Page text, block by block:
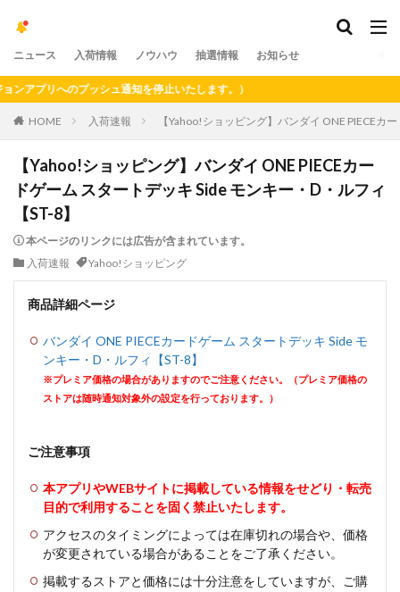
ニュース 入荷情報 ノウハウ 抽選情報 お知らせ
リへのプッシュ通知を停止いたします。）
HOME 入荷速報 【Yahoo!ショッピング】バンダイ ONE PIECEカ
【Yahoo!ショッピング】バンダイ ONE PIECEカー
ドゲーム スタートデッキ Side モンキー・D・ルフィ
【ST-8】
本ページのリンクには広告が含まれています。
入荷速報
Yahoo!ショッピング
商品詳細ページ
バンダイ ONE PIECEカードゲーム スタートデッキ Side モ
ンキー・D・ルフィ【ST-8】
※プレミア価格の場合がありますのでご注意ください。（プレミア価格の
ストアは随時通知対象外の設定を行っております。）
ご注意事項
本アプリやWEBサイトに掲載している情報をせどり・転売
目的で利用することを固く禁止いたします。
アクセスのタイミングによっては在庫切れの場合や、価格
が変更されている場合があることをご了承ください。
掲載するストアと価格には十分注意をしていますが、ご購